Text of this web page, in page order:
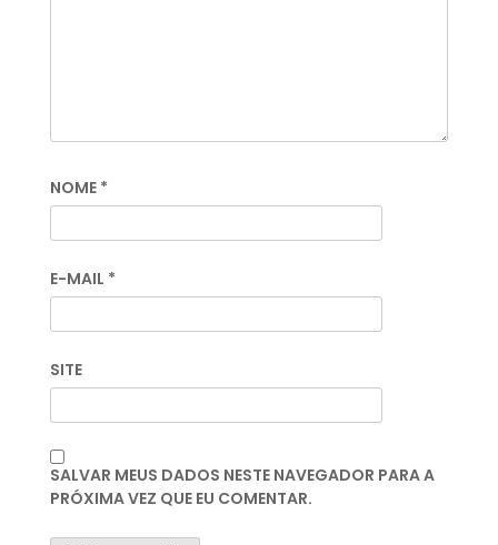
NOME *
E-MAIL *
SITE
SALVAR MEUS DADOS NESTE NAVEGADOR PARA A
PRÓXIMA VEZ QUE EU COMENTAR.